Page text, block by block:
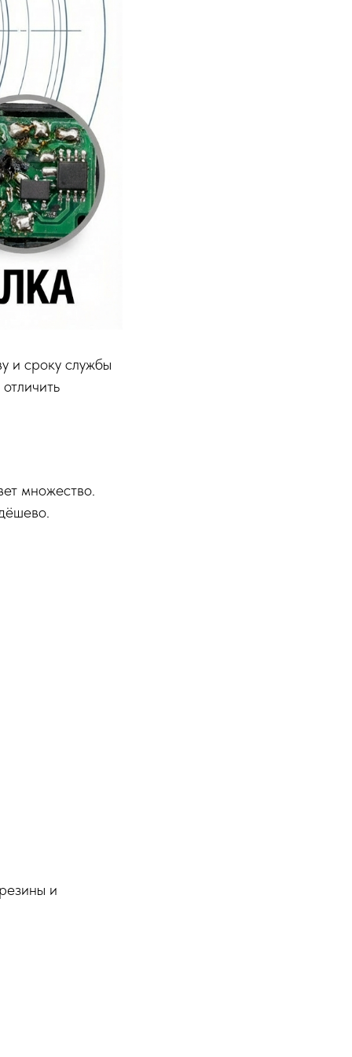
и сроку службы
множество.
и